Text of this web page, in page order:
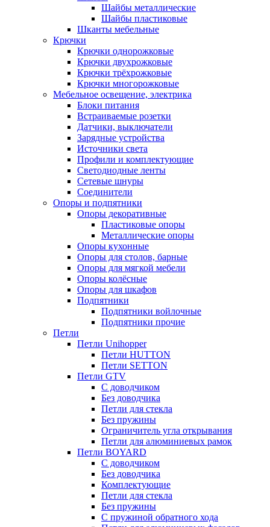
Шайбы металлические
Шайбы пластиковые
Шканты мебельные
Крючки
Крючки однорожковые
Крючки двухрожковые
Крючки трёхрожковые
Крючки многорожковые
Мебельное освещение, электрика
Блоки питания
Встраиваемые розетки
Датчики, выключатели
Зарядные устройства
Источники света
Профили и комплектующие
Светодиодные ленты
Сетевые шнуры
Соединители
Опоры и подпятники
Опоры декоративные
Пластиковые опоры
Металлические опоры
Опоры кухонные
Опоры для столов, барные
Опоры для мягкой мебели
Опоры колёсные
Опоры для шкафов
Подпятники
Подпятники войлочные
Подпятники прочие
Петли
Петли Unihopper
Петли HUTTON
Петли SETTON
Петли GTV
С доводчиком
Без доводчика
Петли для стекла
Без пружины
Ограничитель угла открывания
Петли для алюминиевых рамок
Петли BOYARD
С доводчиком
Без доводчика
Комплектующие
Петли для стекла
Без пружины
С пружиной обратного хода